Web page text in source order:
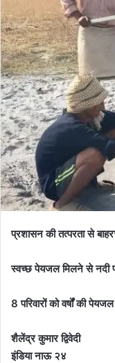
प्रशासन की तत्परता से
स्वच्छ पेयजल मिलने से नदी
8 परिवारों को वर्षों की
शैलेंद्र कुमार द्विवेदी
इंडिया नाऊ २४